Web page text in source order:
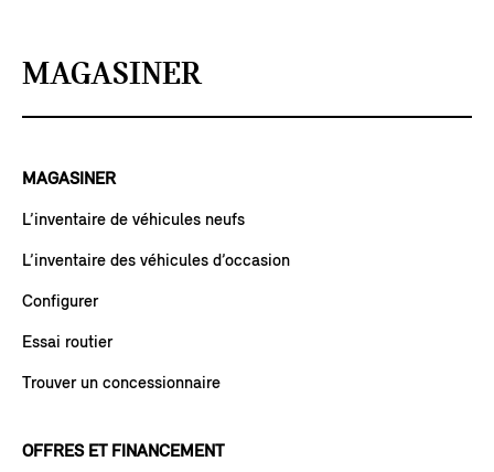
MAGASINER
MAGASINER
L’inventaire de véhicules neufs
L’inventaire des véhicules d’occasion
Configurer
Essai routier
Trouver un concessionnaire
OFFRES ET FINANCEMENT